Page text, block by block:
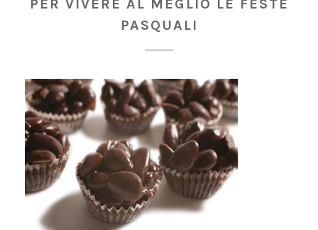
PER VIVERE AL MEGLIO LE FESTE
PASQUALI